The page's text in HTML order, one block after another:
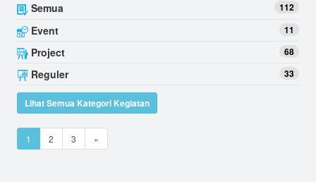
Semua 112
Event 11
Project 68
Reguler 33
Lihat Semua Kategori Kegiatan
1 2 3 »